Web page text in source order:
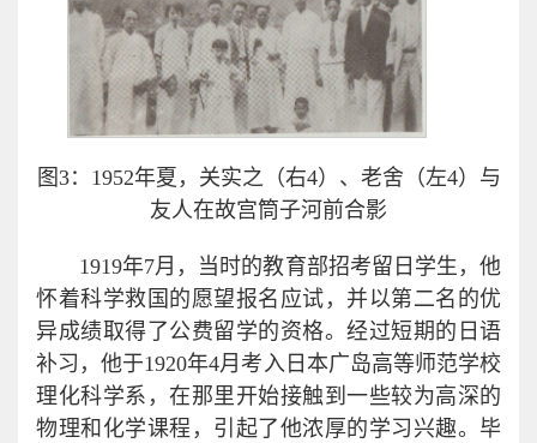
图3：1952年夏，关实之（右4）、老舍（左4）与
友人在故宫筒子河前合影
1919年7月，当时的教育部招考留日学生，他
怀着科学救国的愿望报名应试，并以第二名的优
异成绩取得了公费留学的资格。经过短期的日语
补习，他于1920年4月考入日本广岛高等师范学校
理化科学系，在那里开始接触到一些较为高深的
物理和化学课程，引起了他浓厚的学习兴趣。毕